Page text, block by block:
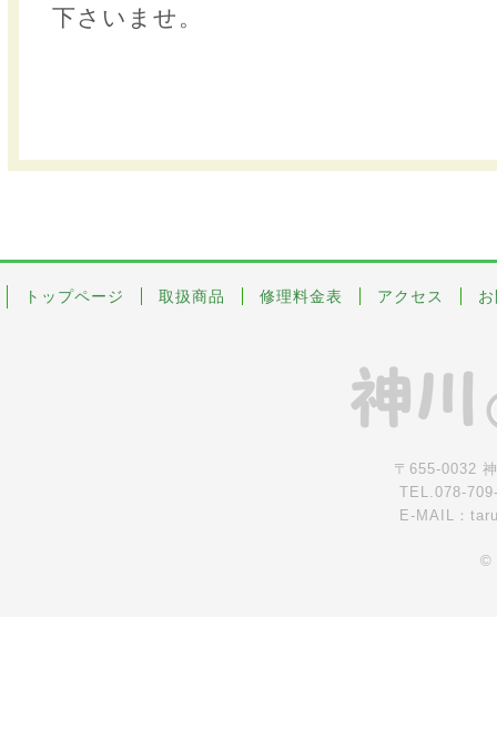
下さいませ。
トップページ 取扱商品 修理料金表 アクセス
〒655-0032
TEL.078-
E-MAIL：
©